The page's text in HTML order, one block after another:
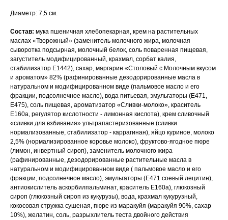
Диаметр: 7,5 см.
Состав: мука пшеничная хлебопекарная, крем на растительных
маслах «Творожный» (заменитель молочного жира, молочная
сыворотка подсырная, молочный белок, соль поваренная пищевая,
загуститель модифицированный, крахмал, сорбат калия,
стабилизатор Е1442), сахар, маргарин «Столовый с Молочным вкусом
и ароматом» 82% (рафинированные дезодорированные масла в
натуральном и модифицированном виде (пальмовое масло и его
фракции, подсолнечное масло), вода питьевая, эмульгаторы (Е471,
Е475), соль пищевая, ароматизатор «Сливки-молоко», краситель
Е160а, регулятор кислотности - лимонная кислота), крем сливочный
«сливки для взбивания» ультрапастеризованные (сливки
нормализованные, стабилизатор - каррагинан), яйцо куриное, молоко
2,5% (нормализированное коровье молоко), фруктово-ягодное пюре
(лимон, инвертный сироп), заменитель молочного жира
(рафинированные, дезодорированные растительные масла в
натуральном и модифицированном виде ( пальмовое масло и его
фракции, подсолнечное масло), эмульгаторы (Е471 соевый лецитин),
антиокислитель аскорбилпальминат, краситель Е160а), глюкозный
сироп (глюкозный сироп из кукурузы), вода, крахмал кукурузный,
кокосовая стружка сушеная, пюре из маракуйя (маракуйя 90%, сахар
10%), желатин, соль, разрыхлитель теста двойного действия